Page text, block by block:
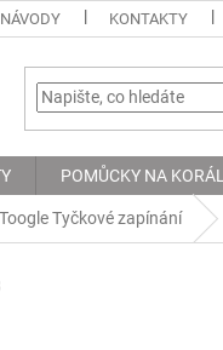
NÁVODY KONTAKTY
POMŮCKY NA
Toogle Tyčkové zapínání